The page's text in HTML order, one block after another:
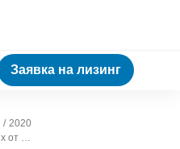
Заявка на лизинг
2020
BMW на привлекательных условиях от АО «Сбербанк Лизинг»